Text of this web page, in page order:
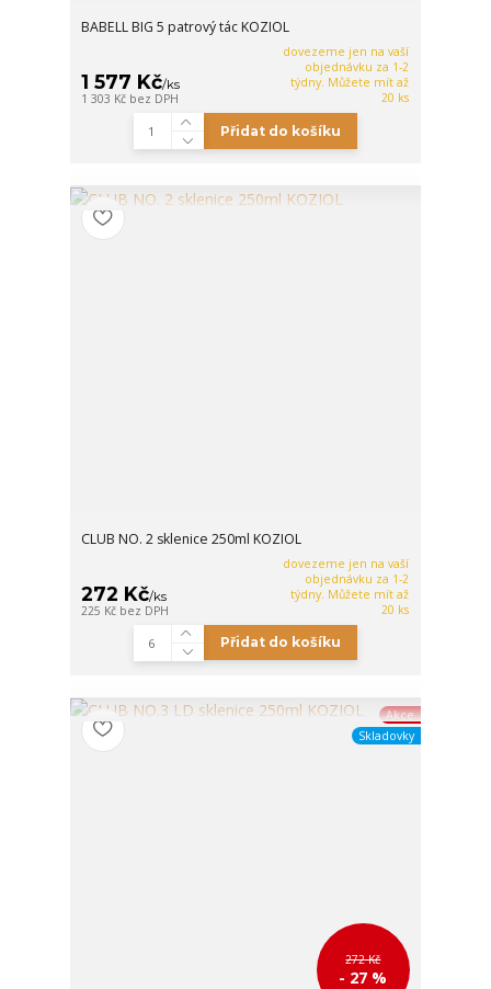
BABELL BIG 5 patrový tác KOZIOL
1 577 Kč/ks
1 303 Kč bez DPH
dovezeme jen na vaší
objednávku za 1-2
týdny. Můžete mít až
20 ks
Přidat do košíku
CLUB NO. 2 sklenice 250ml KOZIOL
272 Kč/ks
225 Kč bez DPH
dovezeme jen na vaší
objednávku za 1-2
týdny. Můžete mít až
20 ks
Přidat do košíku
Akce
Skladovky
272 Kč
- 27 %